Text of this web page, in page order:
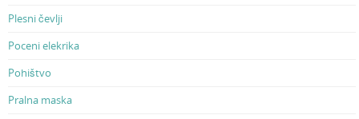
Plesni čevlji
Poceni elekrika
Pohištvo
Pralna maska